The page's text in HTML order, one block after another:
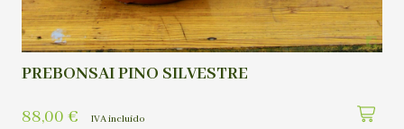
PREBONSAI PINO SILVESTRE
88,00 € IVA incluído